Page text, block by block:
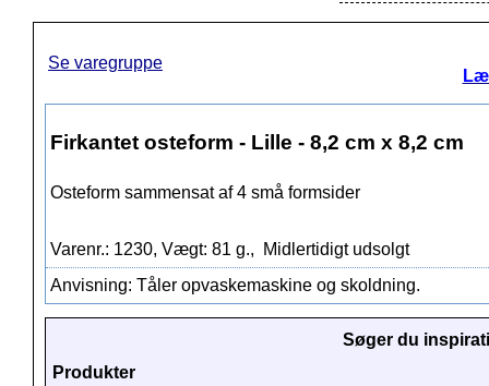
Se varegruppe
Firkantet osteform - Lille - 8,2 cm x 8,2 cm
Osteform sammensat af 4 små formsider
Varenr.: 1230, Vægt: 81 g.,
Midlertidigt udsolgt
Anvisning: Tåler opvaskemaskine og skoldning.
Søger du
Produkter